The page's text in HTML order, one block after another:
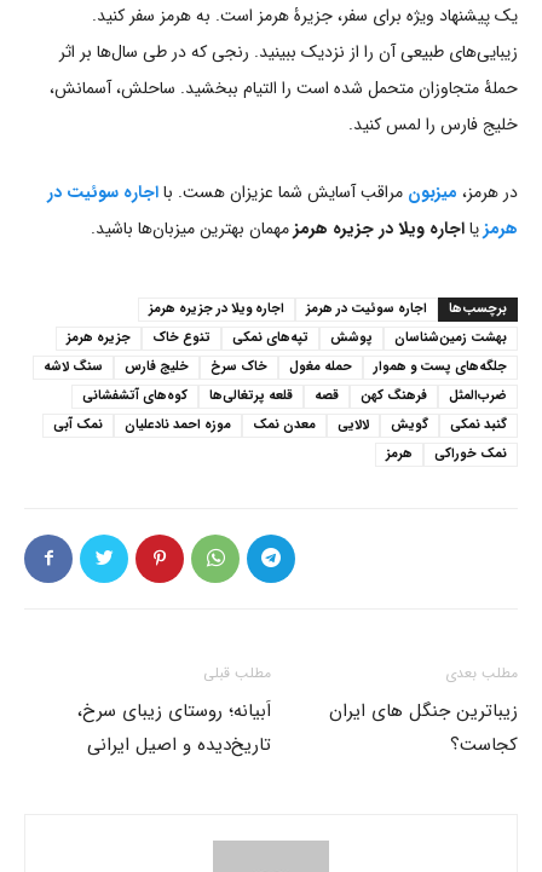
یک پیشنهاد ویژه برای سفر، جزیرۀ هرمز است. به هرمز سفر کنید.
زیبایی‌های طبیعی آن را از نزدیک ببینید. رنجی که در طی سال‌ها بر اثر
حملۀ متجاوزان متحمل شده است را التیام ببخشید. ساحلش، آسمانش،
خلیج فارس را لمس کنید.
در هرمز، میزبون مراقب آسایش شما عزیزان هست. بااجاره سوئیت در
هرمزیااجاره ویلا در جزیره هرمزمهمان بهترین میزبان‌ها باشید.
برچسب‌ها اجاره سوئیت در هرمز
اجاره ویلا در جزیره هرمز
بهشت زمین‌شناسان
پوشش تپه‌های نمکی تنوع خاک
جزیره هرمز
جلگه‌های پست و هموار
حمله مغول خاک سرخ خلیج فارس
سنگ لاشه
ضرب‌المثل
فرهنگ کهن قصه قلعه پرتغالی‌ها
کوه‌های آتشفشانی
گنبد نمکی
گویش لالایی معدن نمک موزه احمد نادعلیان
نمک آبی
نمک خوراکی
هرمز
مطلب قبلی
اَبیانه؛ روستای زیبای سرخ،
تاریخ‌دیده و اصیل ایرانی
مطلب بعدی
زیباترین جنگل های ایران
کجاست؟